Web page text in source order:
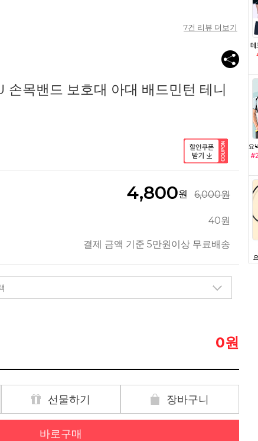
7건 리뷰 더보기
목밴드 보호대 아대 배드민턴 테니
4,800원 6,000원
40원
결제 금액 기준 5만원이상 무료배송
0원
선물하기 장바구니
바로구매